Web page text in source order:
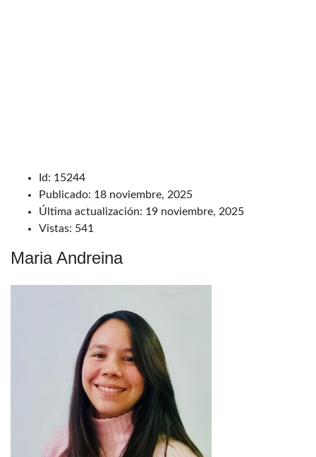
Id: 15244
Publicado: 18 noviembre, 2025
Última actualización: 19 noviembre, 2025
Vistas: 541
Maria Andreina